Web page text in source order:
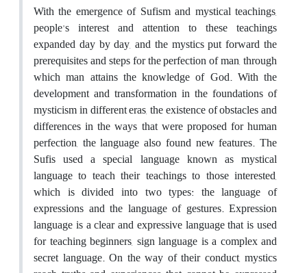
With the emergence of Sufism and mystical teachings,
people's interest and attention to these teachings
expanded day by day, and the mystics put forward the
prerequisites and steps for the perfection of man, through
which man attains the knowledge of God. With the
development and transformation in the foundations of
mysticism in different eras, the existence of obstacles and
differences in the ways that were proposed for human
perfection, the language also found new features. The
Sufis used a special language known as mystical
language to teach their teachings to those interested,
which is divided into two types: the language of
expressions and the language of gestures. Expression
language is a clear and expressive language that is used
for teaching beginners, sign language is a complex and
secret language. On the way of their conduct, mystics